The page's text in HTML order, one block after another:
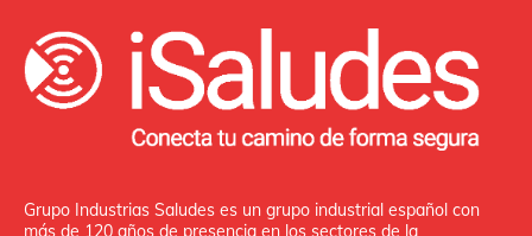
Grupo Industrias Saludes es un grupo industrial español con